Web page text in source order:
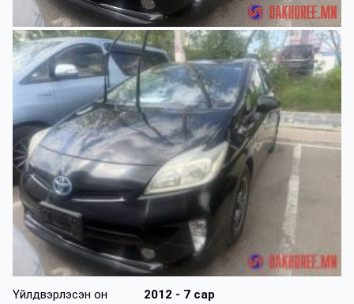
Үйлдвэрлэсэн он 2012 - 7 сар